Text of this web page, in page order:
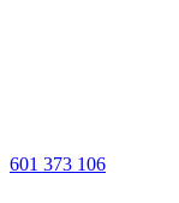
601 373 106